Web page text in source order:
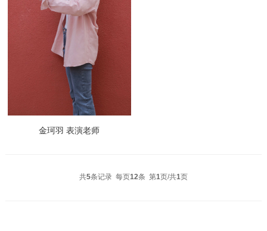
金珂羽 表演老师
共5条记录 每页12条 第1页/共1页